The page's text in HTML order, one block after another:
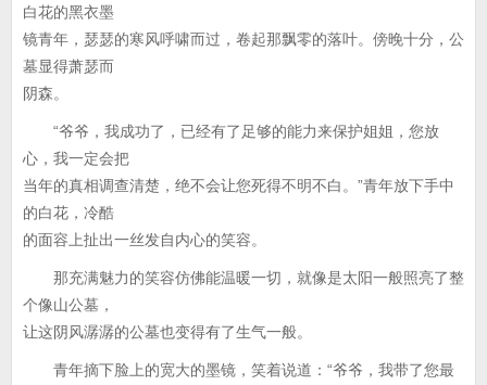
白花的黑衣墨
镜青年，瑟瑟的寒风呼啸而过，卷起那飘零的落叶。傍晚十分，公
墓显得萧瑟而
阴森。
“爷爷，我成功了，已经有了足够的能力来保护姐姐，您放
心，我一定会把
当年的真相调查清楚，绝不会让您死得不明不白。”青年放下手中
的白花，冷酷
的面容上扯出一丝发自内心的笑容。
那充满魅力的笑容仿佛能温暖一切，就像是太阳一般照亮了整
个像山公墓，
让这阴风潺潺的公墓也变得有了生气一般。
青年摘下脸上的宽大的墨镜，笑着说道：“爷爷，我带了您最